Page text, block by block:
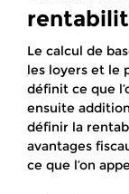
Le calcul de
les loyers et le
définit ce que
ensuite
définir la
avantages
ce que l’on